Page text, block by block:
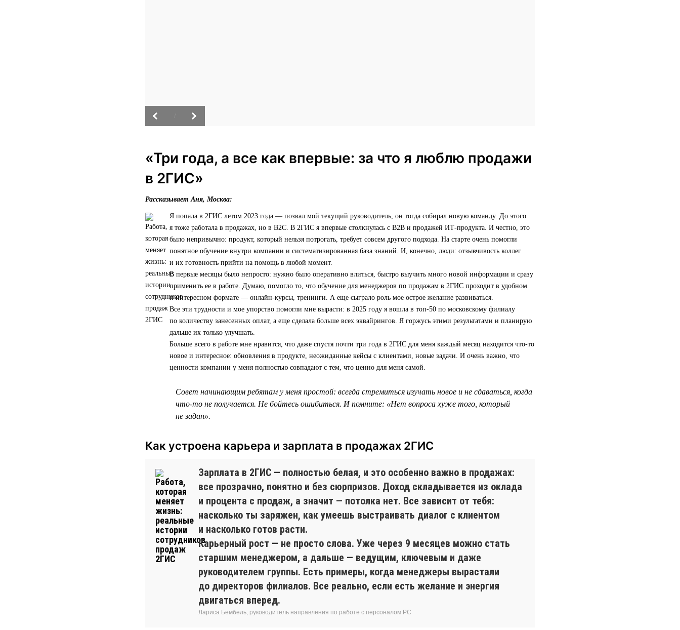
«Три года, а все как впервые: за что я люблю продажи
в 2ГИС»
Рассказывает Аня, Москва:
Я попала в 2ГИС летом 2023 года — позвал мой текущий руководитель, он тогда собирал новую команду. До этого
я тоже работала в продажах, но в B2C. В 2ГИС я впервые столкнулась с B2B и продажей ИТ‑продукта. И честно, это
было непривычно: продукт, который нельзя потрогать, требует совсем другого подхода. На старте очень помогли
понятное обучение внутри компании и систематизированная база знаний. И, конечно, люди: отзывчивость коллег
и их готовность прийти на помощь в любой момент.
В первые месяцы было непросто: нужно было оперативно влиться, быстро выучить много новой информации и сразу
применить ее в работе. Думаю, помогло то, что обучение для менеджеров по продажам в 2ГИС проходит в удобном
и интересном формате — онлайн-курсы, тренинги. А еще сыграло роль мое острое желание развиваться.
Все эти трудности и мое упорство помогли мне вырасти: в 2025 году я вошла в топ‑50 по московскому филиалу
по количеству занесенных оплат, а еще сделала больше всех эквайрингов. Я горжусь этими результатами и планирую
дальше их только улучшать.
Больше всего в работе мне нравится, что даже спустя почти три года в 2ГИС для меня каждый месяц находится что-то
новое и интересное: обновления в продукте, неожиданные кейсы с клиентами, новые задачи. И очень важно, что
ценности компании у меня полностью совпадают с тем, что ценно для меня самой.
Совет начинающим ребятам у меня простой: всегда стремиться изучать новое и не сдаваться, когда
что-то не получается. Не бойтесь ошибиться. И помните: «Нет вопроса хуже того, который
не задан».
Как устроена карьера и зарплата в продажах 2ГИС
Зарплата в 2ГИС — полностью белая, и это особенно важно в продажах:
все прозрачно, понятно и без сюрпризов. Доход складывается из оклада
и процента с продаж, а значит — потолка нет. Все зависит от тебя:
насколько ты заряжен, как умеешь выстраивать диалог с клиентом
и насколько готов расти.
Карьерный рост — не просто слова. Уже через 9 месяцев можно стать
старшим менеджером, а дальше — ведущим, ключевым и даже
руководителем группы. Есть примеры, когда менеджеры вырастали
до директоров филиалов. Все реально, если есть желание и энергия
двигаться вперед.
Лариса Бембель, руководитель направления по работе с персоналом РС